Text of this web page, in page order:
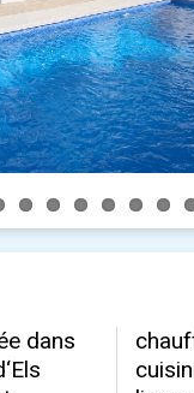
dans
d‘une
la
et